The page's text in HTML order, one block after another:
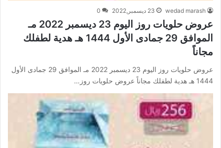
wedad marash 23 ديسمبر,2022 0
عروض حلويات روز اليوم 23 ديسمبر 2022 مـ
الموافق 29 جمادى الأول 1444 هـ هدية لطفلك
مجاناً
عروض حلويات روز اليوم 23 ديسمبر 2022 مـ الموافق 29 جمادى الأول
1444 هـ هدية لطفلك مجاناً عروض حلويات روز…